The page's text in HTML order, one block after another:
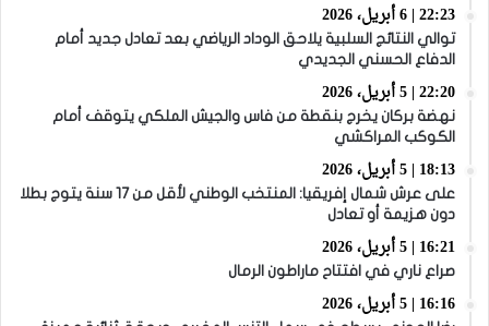
22:23 | 6 أبريل، 2026
توالي النتائج السلبية يلاحق الوداد الرياضي بعد تعادل جديد أمام
الدفاع الحسني الجديدي
22:20 | 5 أبريل، 2026
نهضة بركان يخرج بنقطة من فاس والجيش الملكي يتوقف أمام
الكوكب المراكشي
18:13 | 5 أبريل، 2026
على عرش شمال إفريقيا: المنتخب الوطني لأقل من 17 سنة يتوج بطلا
دون هزيمة أو تعادل
16:21 | 5 أبريل، 2026
صراع ناري في افتتاح ماراطون الرمال
16:16 | 5 أبريل، 2026